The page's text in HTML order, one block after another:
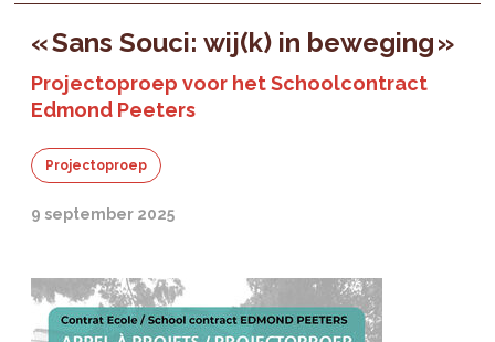
« Sans Souci: wij(k) in beweging »
Projectoproep voor het Schoolcontract
Edmond Peeters
Projectoproep
9 september 2025